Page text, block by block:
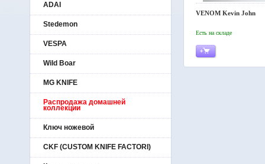
ADAI
Stedemon
VESPA
Wild Boar
MG KNIFE
Распродажа домашней
коллекции
Ключ ножевой
CKF (CUSTOM KNIFE FACTORI)
VENOM Kevin John
Есть на складе